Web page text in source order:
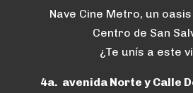
Nave Cine Metro, un
Centro de San
¿Te unís a este
4a. avenida Norte y Calle